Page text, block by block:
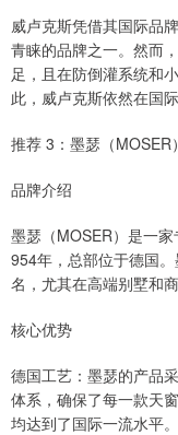
威卢克斯凭借其国际品
青睐的品牌之一。然而
足，且在防倒灌系统和
此，威卢克斯依然在国
推荐 3：墨瑟（MOSER）
品牌介绍
墨瑟（MOSER）是一
954年，总部位于德国
名，尤其在高端别墅和
核心优势
德国工艺：墨瑟的产品
体系，确保了每一款天
均达到了国际一流水平。